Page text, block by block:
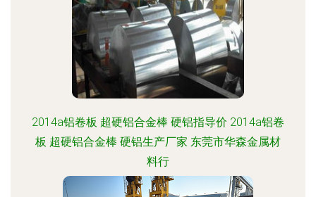
2014a铝卷板 超硬铝合金棒 硬铝指导价 2014a铝卷
板 超硬铝合金棒 硬铝生产厂家 东莞市华森金属材
料行